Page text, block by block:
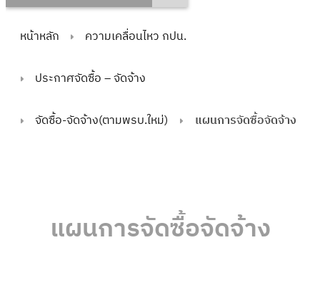
หน้าหลัก ความเคลื่อนไหว กปน.
ประกาศจัดซื้อ – จัดจ้าง
จัดซื้อ-จัดจ้าง(ตามพรบ.ใหม่) แผนการจัดซื้อจัดจ้าง
แผนการจัดซื้อจัดจ้าง